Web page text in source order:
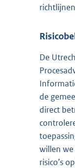
De
de
direct
willen
risico’s